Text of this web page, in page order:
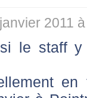
2011
le staff y